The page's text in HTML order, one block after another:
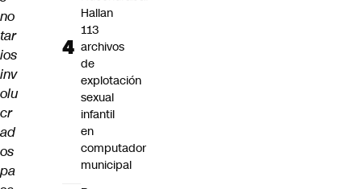
no
tar
ios
inv
olu
cr
ad
os
pa
Hallan
113
archivos
de
explotación
sexual
infantil
en
computador
municipal